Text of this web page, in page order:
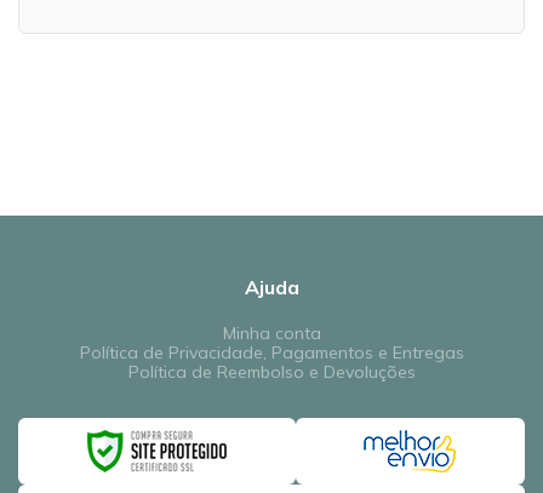
Ajuda
Minha conta
Política de Privacidade, Pagamentos e Entregas
Política de Reembolso e Devoluções